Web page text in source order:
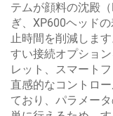
テムが顔料の沈殿
ぎ、XP600ヘッド
止時間を削減しま
すい接続オプショ
レット、スマート
直感的なコントロ
ており、パラメー